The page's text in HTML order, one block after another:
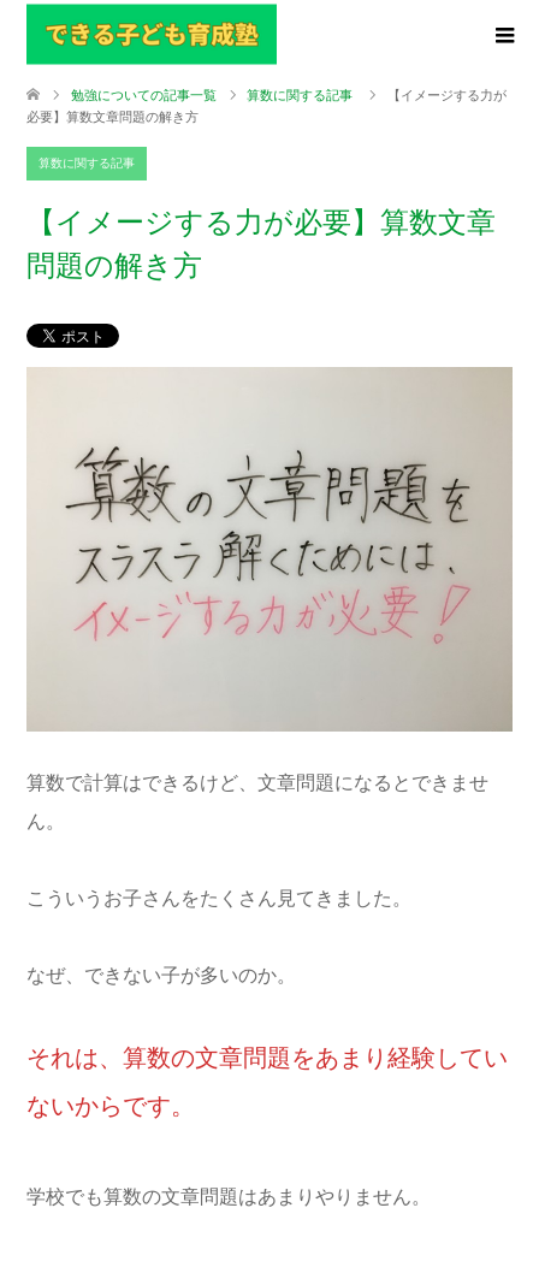
勉強についての記事一覧 算数に関する記事
【イメージする力が
必要】算数文章問題の解き方
算数に関する記事
【イメージする力が必要】算数文章
問題の解き方
算数で計算はできるけど、文章問題になるとできませ
ん。
こういうお子さんをたくさん見てきました。
なぜ、できない子が多いのか。
それは、算数の文章問題をあまり経験してい
ないからです。
学校でも算数の文章問題はあまりやりません。